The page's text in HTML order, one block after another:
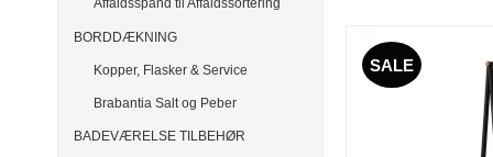
Affaldsspand til Affaldssortering
BORDDÆKNING
Kopper, Flasker & Service
Brabantia Salt og Peber
BADEVÆRELSE TILBEHØR
SALE